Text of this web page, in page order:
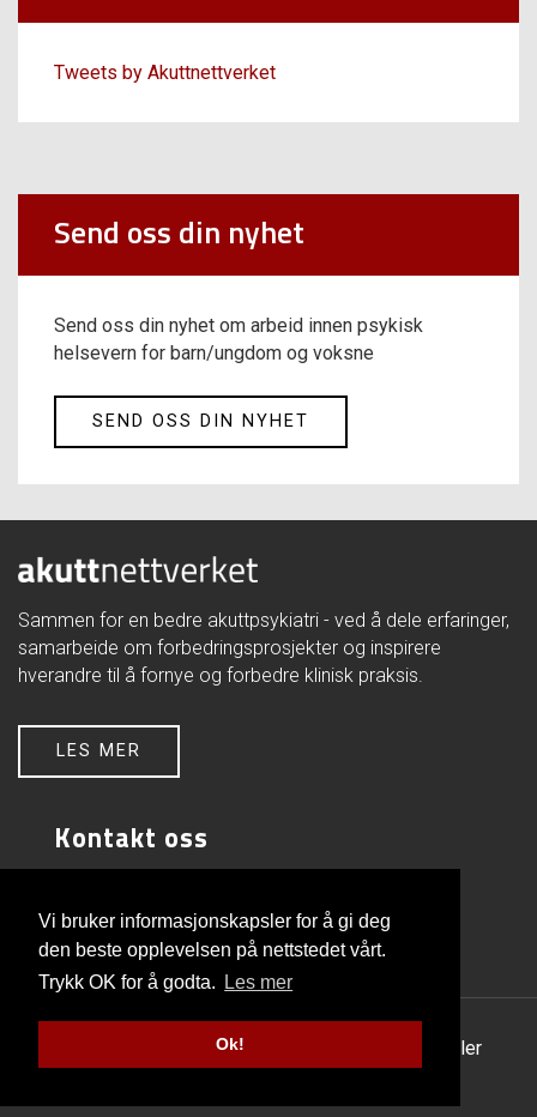
Vi bruker informasjonskapsler for å gi deg
den beste opplevelsen på nettstedet vårt.
Trykk OK for å godta.
Les mer
Ok!
Tweets by Akuttnettverket
Send oss din nyhet
Send oss din nyhet om arbeid innen psykisk
helsevern for barn/ungdom og voksne
SEND OSS DIN NYHET
Sammen for en bedre akuttpsykiatri - ved å dele erfaringer,
samarbeide om forbedringsprosjekter og inspirere
hverandre til å fornye og forbedre klinisk praksis.
LES MER
Kontakt oss
FOU-avd. psykisk helsevern
Akershus universitetssykehus
1478 Lørenskog
Personvern og informasjonskapsler